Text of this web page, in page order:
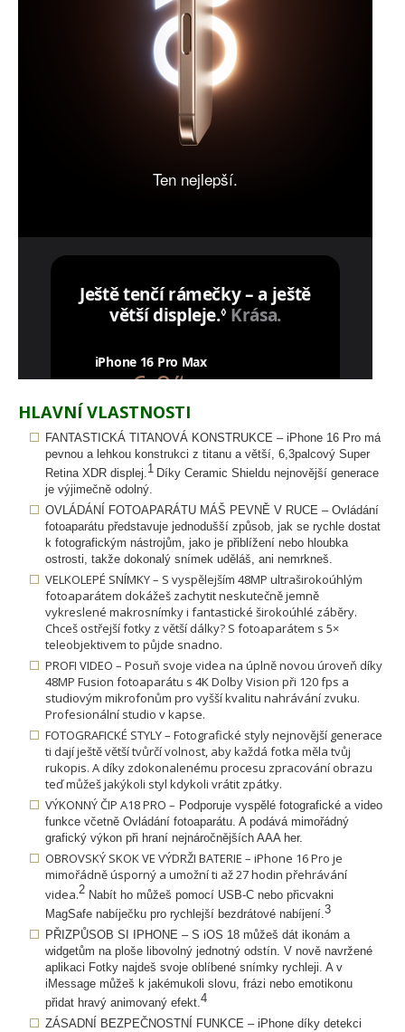
HLAVNÍ VLASTNOSTI
FANTASTICKÁ TITANOVÁ KONSTRUKCE – iPhone 16 Pro má
pevnou a lehkou konstrukci z titanu a větší, 6,3palcový Super
Retina XDR displej.1 Díky Ceramic Shieldu nejnovější generace
je výjimečně odolný.
OVLÁDÁNÍ FOTOAPARÁTU MÁŠ PEVNĚ V RUCE – Ovládání
fotoaparátu představuje jednodušší způsob, jak se rychle dostat
k fotografickým nástrojům, jako je přiblížení nebo hloubka
ostrosti, takže dokonalý snímek uděláš, ani nemrkneš.
VELKOLEPÉ SNÍMKY – S vyspělejším 48MP ultraširokoúhlým
fotoaparátem dokážeš zachytit neskutečně jemně
vykreslené makrosnímky i fantastické širokoúhlé záběry.
Chceš ostřejší fotky z větší dálky? S fotoaparátem s 5×
teleobjektivem to půjde snadno.
PROFI VIDEO – Posuň svoje videa na úplně novou úroveň díky
48MP Fusion fotoaparátu s 4K Dolby Vision při 120 fps a
studiovým mikrofonům pro vyšší kvalitu nahrávání zvuku.
Profesionální studio v kapse.
FOTOGRAFICKÉ STYLY – Fotografické styly nejnovější generace
ti dají ještě větší tvůrčí volnost, aby každá fotka měla tvůj
rukopis. A díky zdokonalenému procesu zpracování obrazu
teď můžeš jakýkoli styl kdykoli vrátit zpátky.
VÝKONNÝ ČIP A18 PRO – Podporuje vyspělé fotografické a video
funkce včetně Ovládání fotoaparátu. A podává mimořádný
grafický výkon při hraní nejnáročnějších AAA her.
OBROVSKÝ SKOK VE VÝDRŽI BATERIE – iPhone 16 Pro je
mimořádně úsporný a umožní ti až 27 hodin přehrávání
videa.2 Nabít ho můžeš pomocí USB-C nebo přicvakni
MagSafe nabíječku pro rychlejší bezdrátové nabíjení. 3
PŘIZPŮSOB SI IPHONE – S iOS 18 můžeš dát ikonám a
widgetům na ploše libovolný jednotný odstín. V nově navržené
aplikaci Fotky najdeš svoje oblíbené snímky rychleji. A v
iMessage můžeš k jakémukoli slovu, frázi nebo emotikonu
přidat hravý animovaný efekt.4
ZÁSADNÍ BEZPEČNOSTNÍ FUNKCE – iPhone díky detekci